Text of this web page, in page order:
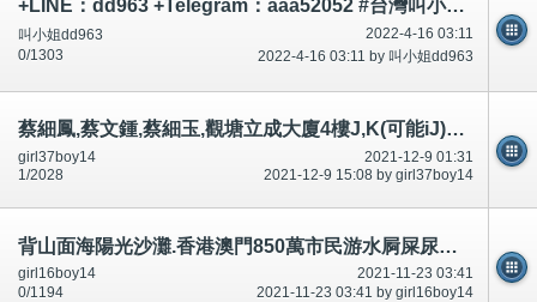
+LINE：dd963 +Telegram：aaa52052 #台灣叫小姐 #台中叫小姐 #台北叫小姐 #高雄叫小姐 #新竹叫小姐 #台南叫小姐 #彰化叫小
2022-4-16 03:11
叫小姐dd963
2022-4-16 03:11 by 叫小姐dd963
0/1303
蔡細鳳,蔡文鍾,蔡細玉,觀塘立成大廈4樓J,K(可能iJ)二樓,國際刑警,FBI臥底-公開
2021-12-9 01:31
girl37boy14
2021-12-9 15:08 by girl37boy14
1/2028
背山面海陽光沙灘.香港澳門850萬市民游水屙屎尿飛鳥尿屎,精神科警察,廉署政府,公安RTHK等等on99,還有？
2021-11-23 03:41
girl16boy14
2021-11-23 03:41 by girl16boy14
0/1194